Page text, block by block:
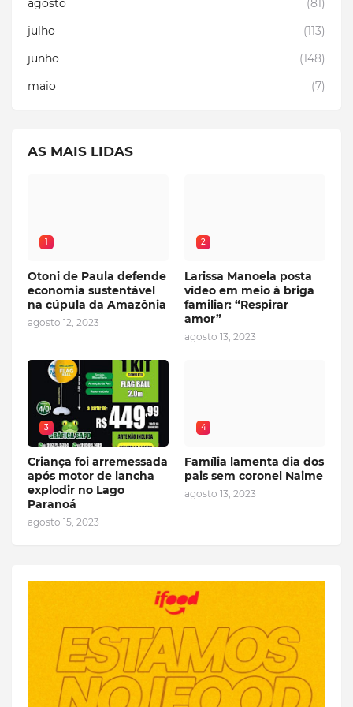
agosto
(81)
julho
(113)
junho
(148)
maio
(7)
AS MAIS LIDAS
1
Otoni de Paula defende
economia sustentável
na cúpula da Amazônia
agosto 12, 2023
2
Larissa Manoela posta
vídeo em meio à briga
familiar: “Respirar
amor”
agosto 13, 2023
3
Criança foi arremessada
após motor de lancha
explodir no Lago
Paranoá
agosto 15, 2023
4
Família lamenta dia dos
pais sem coronel Naime
agosto 13, 2023